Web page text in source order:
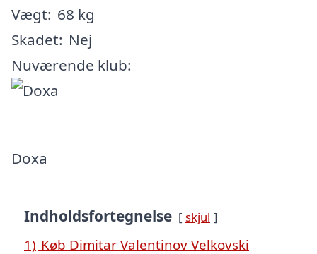
Vægt: 68 kg
Skadet: Nej
Nuværende klub:
Doxa
Indholdsfortegnelse skjul
1) Køb Dimitar Valentinov Velkovski